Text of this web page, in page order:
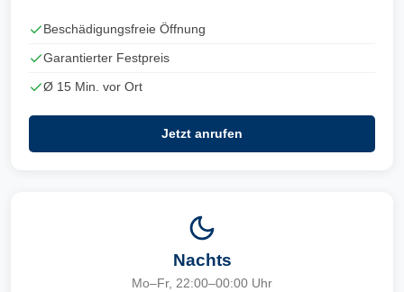
Beschädigungsfreie Öffnung
Garantierter Festpreis
Ø 15 Min. vor Ort
Jetzt anrufen
Nachts
Mo–Fr, 22:00–00:00 Uhr